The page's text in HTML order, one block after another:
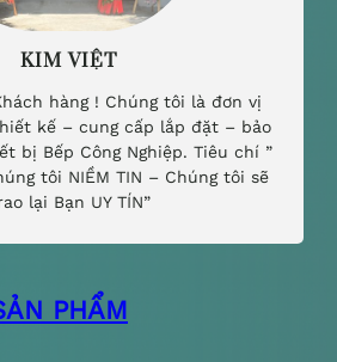
KIM VIỆT
hàng ! Chúng tôi là đơn vị
kế – cung cấp lắp đặt – bảo
bị Bếp Công Nghiệp. Tiêu chí ”
tôi NIỀM TIN – Chúng tôi sẽ
lại Bạn UY TÍN”
PHẨM